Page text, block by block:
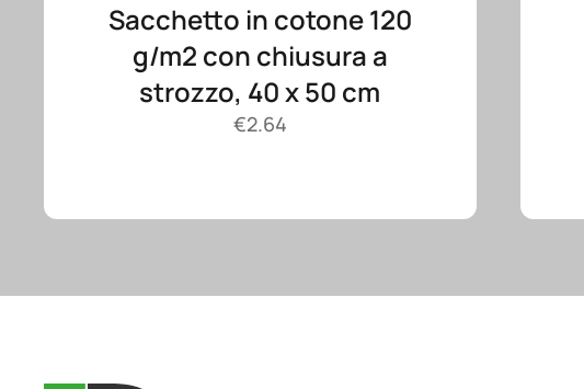
Sacchetto in cotone 120
g/m2 con chiusura a
strozzo, 40 x 50 cm
€2.64